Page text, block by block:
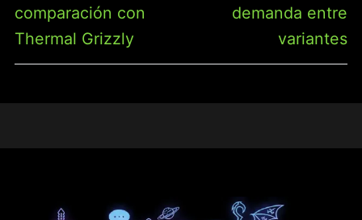
comparación con
Thermal Grizzly
demanda entre
variantes